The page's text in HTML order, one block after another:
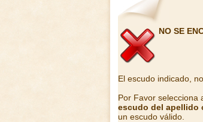
NO SE
El escudo indicado,
Por Favor selecciona
escudo del apellido
un escudo válido.